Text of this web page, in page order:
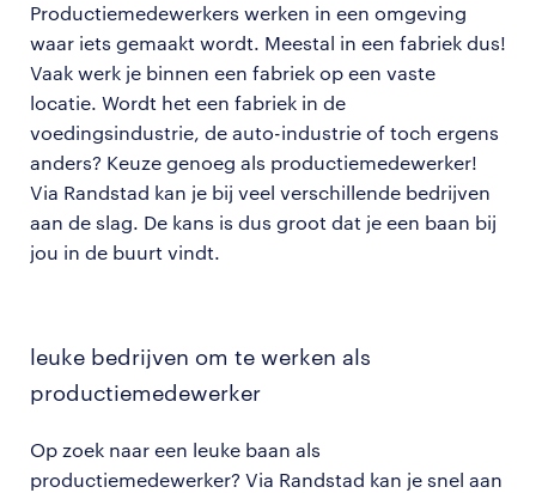
Productiemedewerkers werken in een omgeving
waar iets gemaakt wordt. Meestal in een fabriek dus!
Vaak werk je binnen een fabriek op een vaste
locatie. Wordt het een fabriek in de
voedingsindustrie, de auto-industrie of toch ergens
anders? Keuze genoeg als productiemedewerker!
Via Randstad kan je bij veel verschillende bedrijven
aan de slag. De kans is dus groot dat je een baan bij
jou in de buurt vindt.
leuke bedrijven om te werken als
productiemedewerker
Op zoek naar een leuke baan als
productiemedewerker? Via Randstad kan je snel aan